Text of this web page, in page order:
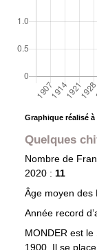
Graphique réalisé
Quelques
Nombre de
2020 : 11
Âge moyen des
Année record
MONDER est le
1900. Il se